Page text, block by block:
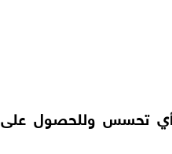
أي تحسس وللحصول على